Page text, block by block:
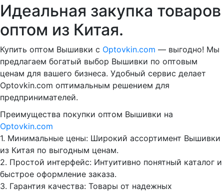
Идеальная закупка товаров
оптом из Китая.
Купить оптом Вышивки с Optovkin.com — выгодно! Мы
предлагаем богатый выбор Вышивки по оптовым
ценам для вашего бизнеса. Удобный сервис делает
Optovkin.com оптимальным решением для
предпринимателей.
Преимущества покупки оптом Вышивки на
Optovkin.com
1.⁠ ⁠Минимальные цены: Широкий ассортимент Вышивки
из Китая по выгодным ценам.
2.⁠ ⁠Простой интерфейс: Интуитивно понятный каталог и
быстрое оформление заказа.
3.⁠ ⁠Гарантия качества: Товары от надежных